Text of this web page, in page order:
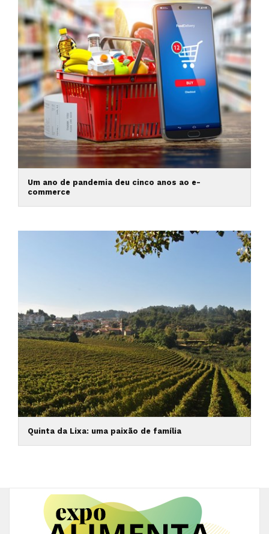
Um ano de pandemia deu cinco anos ao e-
commerce
Quinta da Lixa: uma paixão de família